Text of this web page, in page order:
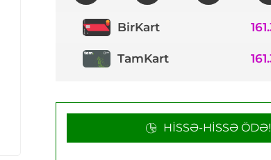
BirKart
TamKart
HISSƏ-HISSƏ ÖDƏ!